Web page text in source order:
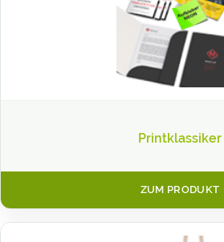
Printklassiker
ZUM PRODUKT